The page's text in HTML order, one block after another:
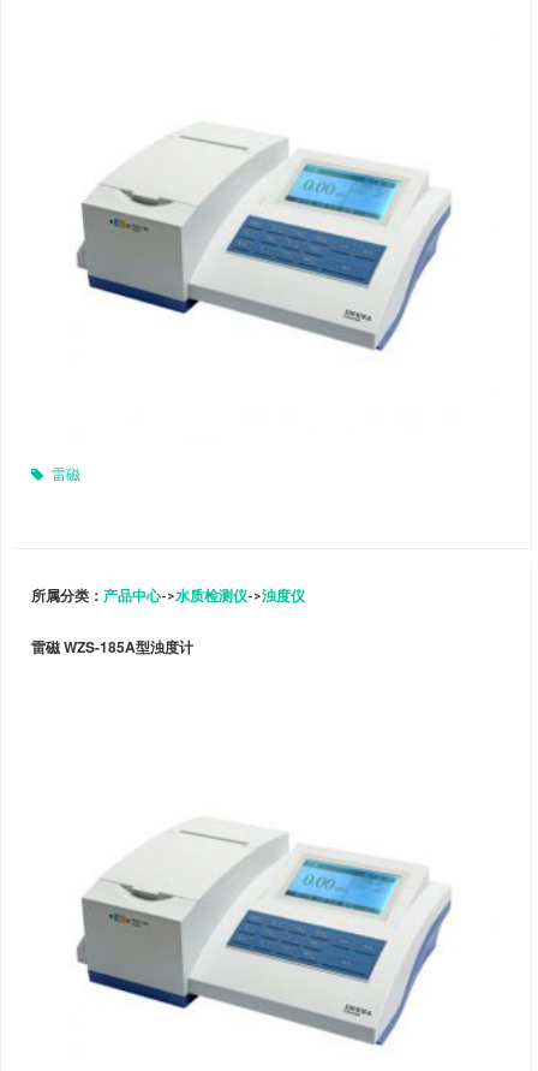
雷磁
所属分类： 产品中心->水质检测仪->浊度仪
雷磁 WZS-185A型浊度计